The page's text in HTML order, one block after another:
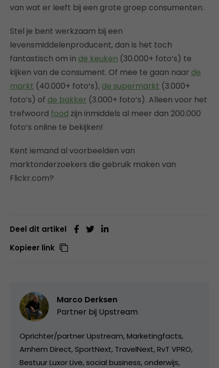
van wat er leeft bij een grote groep consumenten.
Stel je bent werkzaam bij een
levensmiddelenproducent, dan is het toch
fantastisch om in de keuken (30.000+ foto’s) te
kijken van de consument. Of mee te gaan naar de
markt (40.000+ foto’s), de supermarkt (3.000+
foto’s) of de bakker (3.000+ foto’s). Alleen voor het
trefwoord food zijn inmiddels al meer dan 200.000
foto’s online te bekijken!
Kent iemand al voorbeelden van
marktonderzoekers die gebruik maken van
Flickr.com?
Deel dit artikel
Kopieer link
Marco Derksen
Partner bij Upstream
Oprichter/partner Upstream, Marketingfacts,
Arnhem Direct, SportNext, TravelNext, RvT VPRO,
Bestuur Luxor Live, social business, onderwijs,